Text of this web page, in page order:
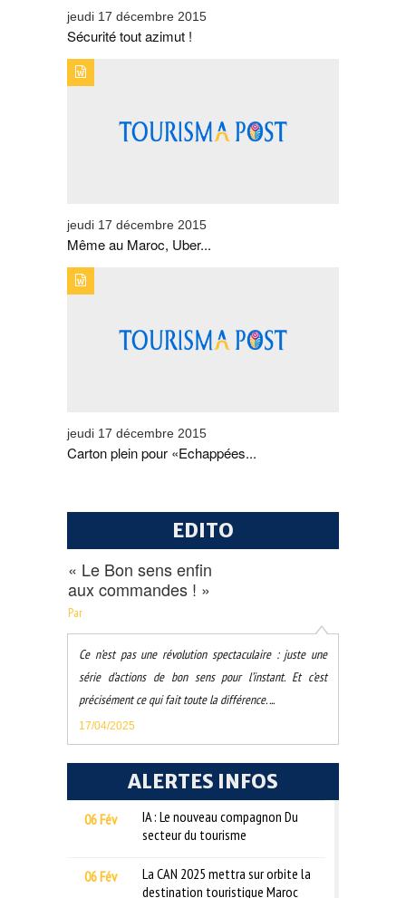
jeudi 17 décembre 2015
Sécurité tout azimut !
jeudi 17 décembre 2015
Même au Maroc, Uber...
jeudi 17 décembre 2015
Carton plein pour «Echappées...
EDITO
« Le Bon sens enfin
aux commandes ! »
Par
Ce n’est pas une révolution spectaculaire : juste une
série d’actions de bon sens pour l’instant. Et c’est
précisément ce qui fait toute la différence. ...
17/04/2025
ALERTES INFOS
06 Fév
IA : Le nouveau compagnon Du
secteur du tourisme
06 Fév
La CAN 2025 mettra sur orbite la
destination touristique Maroc